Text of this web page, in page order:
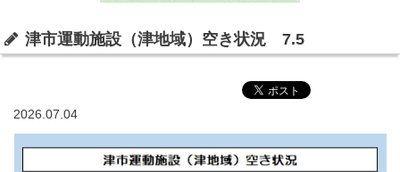
津市運動施設（津地域）空き状況 7.5
2026.07.04